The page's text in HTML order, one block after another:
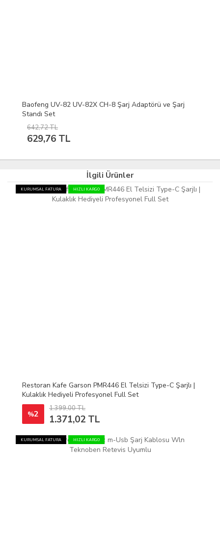
Baofeng UV-82 UV-82X CH-8 Şarj Adaptörü ve Şarj
Standı Set
642,72 TL
629,76 TL
İlgili Ürünler
KURUMSAL FATURA HIZLI KARGO
Restoran Kafe Garson PMR446 El Telsizi Type-C Şarjlı |
Kulaklık Hediyeli Profesyonel Full Set
%2
1.399,00 TL
1.371,02 TL
KURUMSAL FATURA HIZLI KARGO